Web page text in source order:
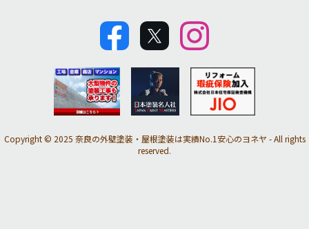
Copyright © 2025 奈良の外壁塗装・屋根塗装は実績No.1安心のヨネヤ - All rights
reserved.